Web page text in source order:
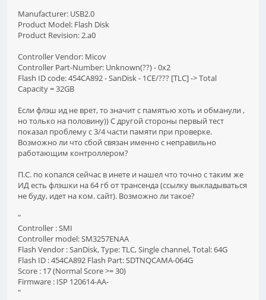
Manufacturer: USB2.0
Product Model: Flash Disk
Product Revision: 2.a0
Controller Vendor: Micov
Controller Part-Number: Unknown(??) - 0x2
Flash ID code: 454CA892 - SanDisk - 1CE/??? [TLC] -> Total
Capacity = 32GB
Если флэш ид не врет, то значит с памятью хоть и обманули ,
но только на половину)) С другой стороны первый тест
показал проблему с 3/4 части памяти при проверке.
Возможно ли что сбой связан именно с неправильно
работающим контроллером?
П.С. по копался сейчас в инете и нашел что точно с таким же
ИД есть флэшки на 64 гб от трансенда (ссылку выкладываться
не буду, идет на ком. сайт). Возможно ли такое?
"
Controller : SMI
Controller model: SM3257ENAA
Flash Vendor : SanDisk, Type: TLC, Single channel, Total: 64G
Flash ID : 454CA892 Flash Part: SDTNQCAMA-064G
Score : 17 (Normal Score >= 30)
Firmware : ISP 120614-AA-
"